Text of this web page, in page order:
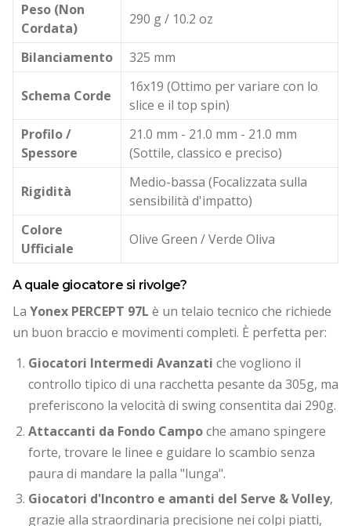
Peso (Non
Cordata)
290 g / 10.2 oz
Bilanciamento 325 mm
Schema Corde
16x19 (Ottimo per variare con lo
slice e il top spin)
Profilo /
Spessore
21.0 mm - 21.0 mm - 21.0 mm
(Sottile, classico e preciso)
Rigidità
Medio-bassa (Focalizzata sulla
sensibilità d'impatto)
Colore
Ufficiale
Olive Green / Verde Oliva
A quale giocatore si rivolge?
La Yonex PERCEPT 97L è un telaio tecnico che richiede
un buon braccio e movimenti completi. È perfetta per:
Giocatori Intermedi Avanzati che vogliono il
controllo tipico di una racchetta pesante da 305g, ma
preferiscono la velocità di swing consentita dai 290g.
Attaccanti da Fondo Campoche amano spingere
forte, trovare le linee e guidare lo scambio senza
paura di mandare la palla "lunga".
Giocatori d'Incontro e amanti del Serve & Volley,
grazie alla straordinaria precisione nei colpi piatti,